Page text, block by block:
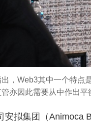
，Web3其中一个特点
亦因此需要从中作出平
安拟集团（Animoca